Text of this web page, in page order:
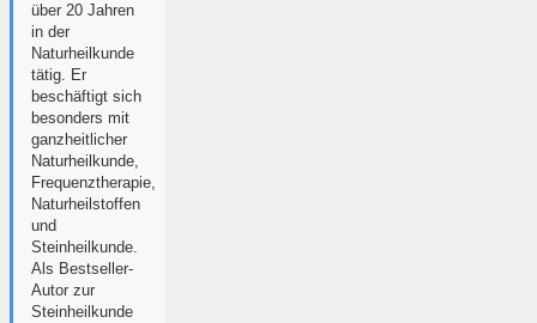
über 20 Jahren
in der
Naturheilkunde
tätig. Er
beschäftigt sich
besonders mit
ganzheitlicher
Naturheilkunde,
Frequenztherapie,
Naturheilstoffen
und
Steinheilkunde.
Als Bestseller-
Autor zur
Steinheilkunde